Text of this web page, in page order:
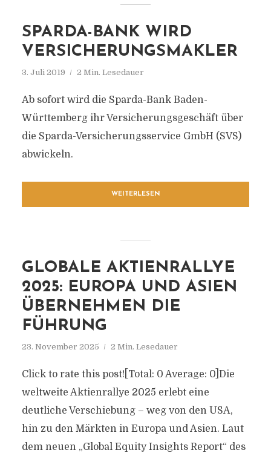
SPARDA-BANK WIRD
VERSICHERUNGSMAKLER
3. Juli 2019 2 Min. Lesedauer
Ab sofort wird die Sparda-Bank Baden-
Württemberg ihr Versicherungsgeschäft über
die Sparda-Versicherungsservice GmbH (SVS)
abwickeln.
WEITERLESEN
GLOBALE AKTIENRALLYE
2025: EUROPA UND ASIEN
ÜBERNEHMEN DIE
FÜHRUNG
23. November 2025 2 Min. Lesedauer
Click to rate this post![Total: 0 Average: 0]Die
weltweite Aktienrallye 2025 erlebt eine
deutliche Verschiebung – weg von den USA,
hin zu den Märkten in Europa und Asien. Laut
dem neuen „Global Equity Insights Report“ des